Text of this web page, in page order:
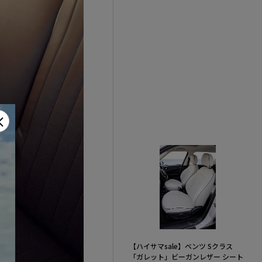
【ハイサマsale】ベンツ Sクラス
「ガレット」ビーガンレザー シート